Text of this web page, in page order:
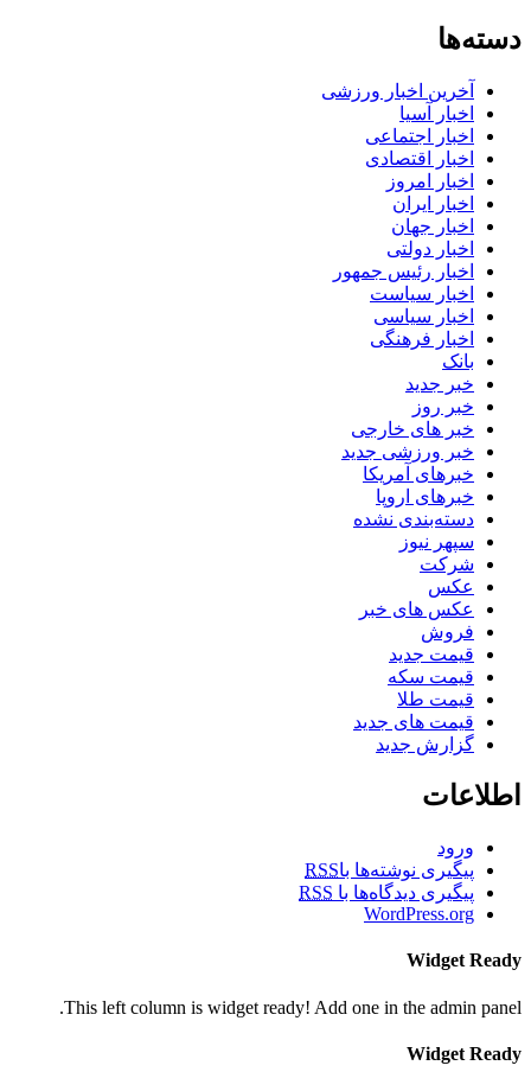
دسته‌ها
آخرین اخبار ورزشی
اخبار آسیا
اخبار اجتماعی
اخبار اقتصادی
اخبار امروز
اخبار ایران
اخبار جهان
اخبار دولتی
اخبار رئیس جمهور
اخبار سیاست
اخبار سیاسی
اخبار فرهنگی
بانک
خبر جدید
خبر روز
خبر های خارجی
خبر ورزشی جدید
خبرهای آمریکا
خبرهای اروپا
دسته‌بندی نشده
سپهر نیوز
شرکت
عکس
عکس های خبر
فروش
قیمت جدید
قیمت سکه
قیمت طلا
قیمت های جدید
گزارش جدید
اطلاعات
ورود
پیگیری نوشته‌ها باRSS
پیگیری دیدگاه‌ها با RSS
WordPress.org
Widget Ready
This left column is widget ready! Add one in the admin panel.
Widget Ready